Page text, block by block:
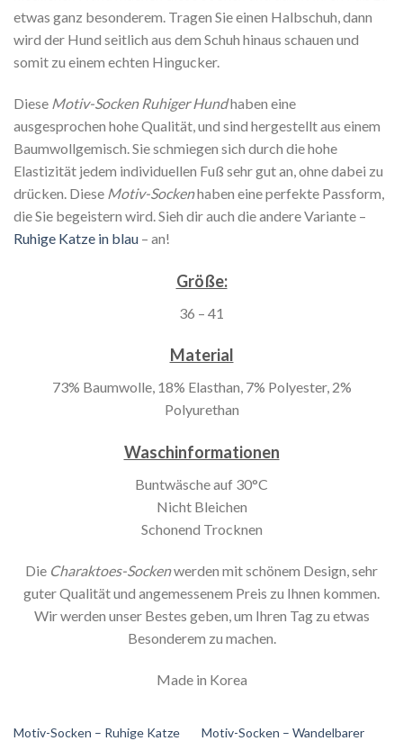
etwas ganz besonderem. Tragen Sie einen Halbschuh, dann
wird der Hund seitlich aus dem Schuh hinaus schauen und
somit zu einem echten Hingucker.
Diese Motiv-Socken Ruhiger Hundhaben eine
ausgesprochen hohe Qualität, und sind hergestellt aus einem
Baumwollgemisch. Sie schmiegen sich durch die hohe
Elastizität jedem individuellen Fuß sehr gut an, ohne dabei zu
drücken. Diese Motiv-Sockenhaben eine perfekte Passform,
die Sie begeistern wird. Sieh dir auch die andere Variante –
Ruhige Katze in blau – an!
Größe:
36 – 41
Material
73% Baumwolle, 18% Elasthan, 7% Polyester, 2%
Polyurethan
Waschinformationen
Buntwäsche auf 30°C
Nicht Bleichen
Schonend Trocknen
Die Charaktoes-Sockenwerden mit schönem Design, sehr
guter Qualität und angemessenem Preis zu Ihnen kommen.
Wir werden unser Bestes geben, um Ihren Tag zu etwas
Besonderem zu machen.
Made in Korea
Motiv-Socken – Ruhige Katze
Motiv-Socken – Wandelbarer